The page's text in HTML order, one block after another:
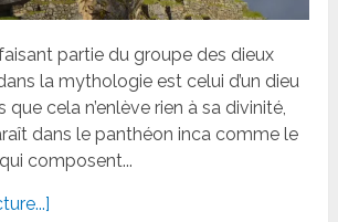
partie du groupe des dieux
la mythologie est celui d’un dieu
que cela n’enlève rien à sa divinité,
dans le panthéon inca comme le
composent...